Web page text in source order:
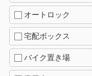
オートロック
宅配ボックス
バイク置き場